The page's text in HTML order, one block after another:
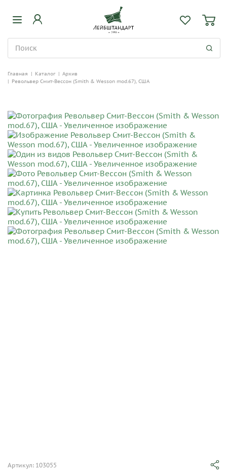
Главная | Каталог | Архив
| Револьвер Смит-Вессон (Smith & Wesson mod.67), США
Артикул: 103055